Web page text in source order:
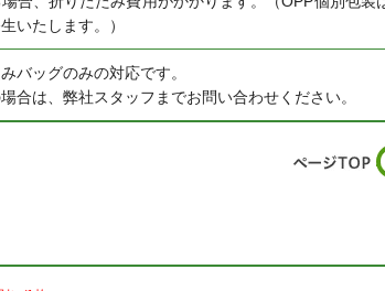
いたします。）
バッグのみの対応です。
合は、弊社スタッフまでお問い合わせください。